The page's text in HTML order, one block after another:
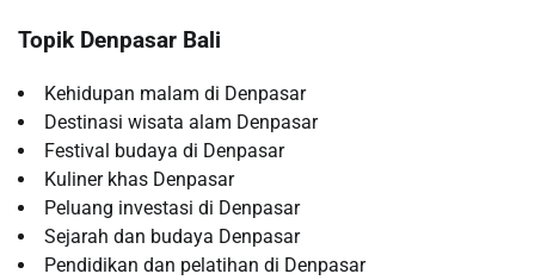
Topik Denpasar Bali
Kehidupan malam di Denpasar
Destinasi wisata alam Denpasar
Festival budaya di Denpasar
Kuliner khas Denpasar
Peluang investasi di Denpasar
Sejarah dan budaya Denpasar
Pendidikan dan pelatihan di Denpasar